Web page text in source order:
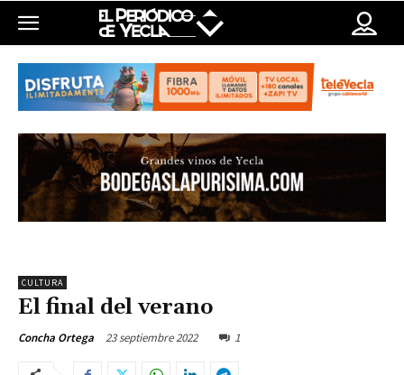
CULTURA
El final del verano
Concha Ortega 23 septiembre 2022 1